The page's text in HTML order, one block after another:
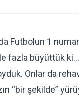
Futbolun 1
fazla büyüttük
Onlar da
“bir şekilde”